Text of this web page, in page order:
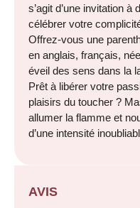
s’agit d’une invitation
célébrer votre
Offrez-vous une
en anglais, français,
éveil des sens dans la
Prêt à libérer votre
plaisirs du toucher ?
allumer la flamme et
d’une intensité
AVIS